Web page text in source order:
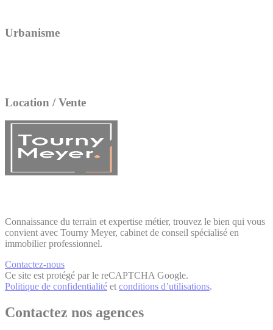
Urbanisme
Location / Vente
Connaissance du terrain et expertise métier, trouvez le bien qui vous
convient avec Tourny Meyer, cabinet de conseil spécialisé en
immobilier professionnel.
Contactez-nous
Ce site est protégé par le reCAPTCHA Google.
Politique de confidentialité et conditions d’utilisations.
Contactez nos agences